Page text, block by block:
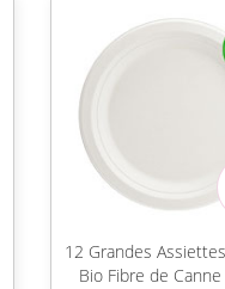
12 Grandes
Bio Fibre de